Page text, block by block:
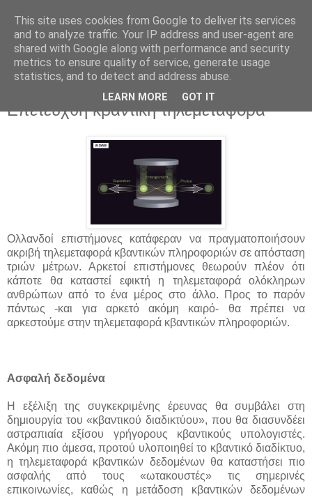
Επετεύχθη κβαντική τηλεμεταφορά
Ολλανδοί επιστήμονες κατάφεραν να πραγματοποιήσουν
ακριβή τηλεμεταφορά κβαντικών πληροφοριών σε απόσταση
τριών μέτρων. Αρκετοί επιστήμονες θεωρούν πλέον ότι
κάποτε θα καταστεί εφικτή η τηλεμεταφορά ολόκληρων
ανθρώπων από το ένα μέρος στο άλλο. Προς το παρόν
πάντως -και για αρκετό ακόμη καιρό- θα πρέπει να
αρκεστούμε στην τηλεμεταφορά κβαντικών πληροφοριών.
Ασφαλή δεδομένα
Η εξέλιξη της συγκεκριμένης έρευνας θα συμβάλει στη
δημιουργία του «κβαντικού διαδικτύου», που θα διασυνδέει
αστραπιαία εξίσου γρήγορους κβαντικούς υπολογιστές.
Ακόμη πιο άμεσα, προτού υλοποιηθεί το κβαντικό διαδίκτυο,
η τηλεμεταφορά κβαντικών δεδομένων θα καταστήσει πιο
ασφαλής από τους «ωτακουστές» τις σημερινές
επικοινωνίες, καθώς η μετάδοση κβαντικών δεδομένων
This site uses cookies from Google to deliver its services
and to analyze traffic. Your IP address and user-agent are
shared with Google along with performance and security
metrics to ensure quality of service, generate usage
statistics, and to detect and address abuse.
LEARN MORE GOT IT